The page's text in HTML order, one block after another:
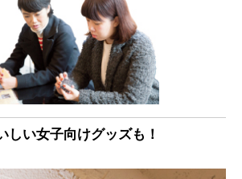
しい女子向けグッズも！